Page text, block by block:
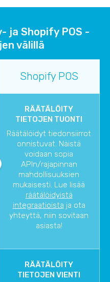
ja Shopify POS -
välillä
Shopify POS
RÄÄTÄLÖITY
TIETOJEN TUONTI
Räätälöidyt tiedonsiirrot
onnistuvat. Näistä
voidaan sopia
APIn/rajapinnan
mahdollisuuksien
mukaisesti. Lue lisää
räätälöidyistä
integraatioista ja ota
yhteyttä, niin sovitaan
asiasta!
RÄÄTÄLÖITY
TIETOJEN VIENTI